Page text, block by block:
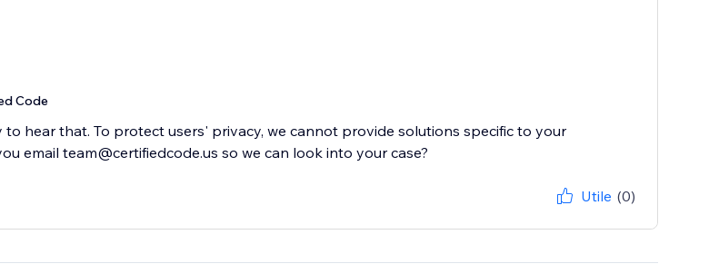
Code
to hear that. To protect users' privacy, we cannot provide solutions specific to your
email team@certifiedcode.us so we can look into your case?
Utile (0)